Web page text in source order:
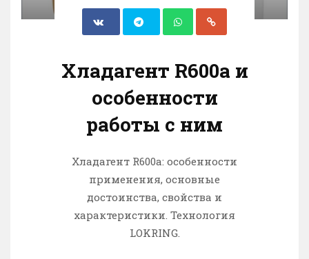
Хладагент R600a и
особенности
работы с ним
Хладагент R600a: особенности
применения, основные
достоинства, cвойства и
характеристики. Технология
LOKRING.